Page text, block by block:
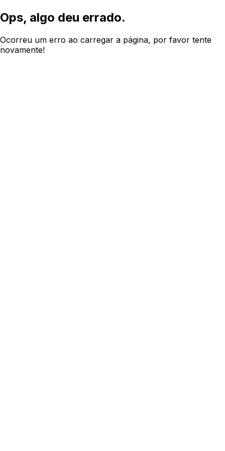
Ops, algo deu errado.
Ocorreu um erro ao carregar a página, por favor tente
novamente!